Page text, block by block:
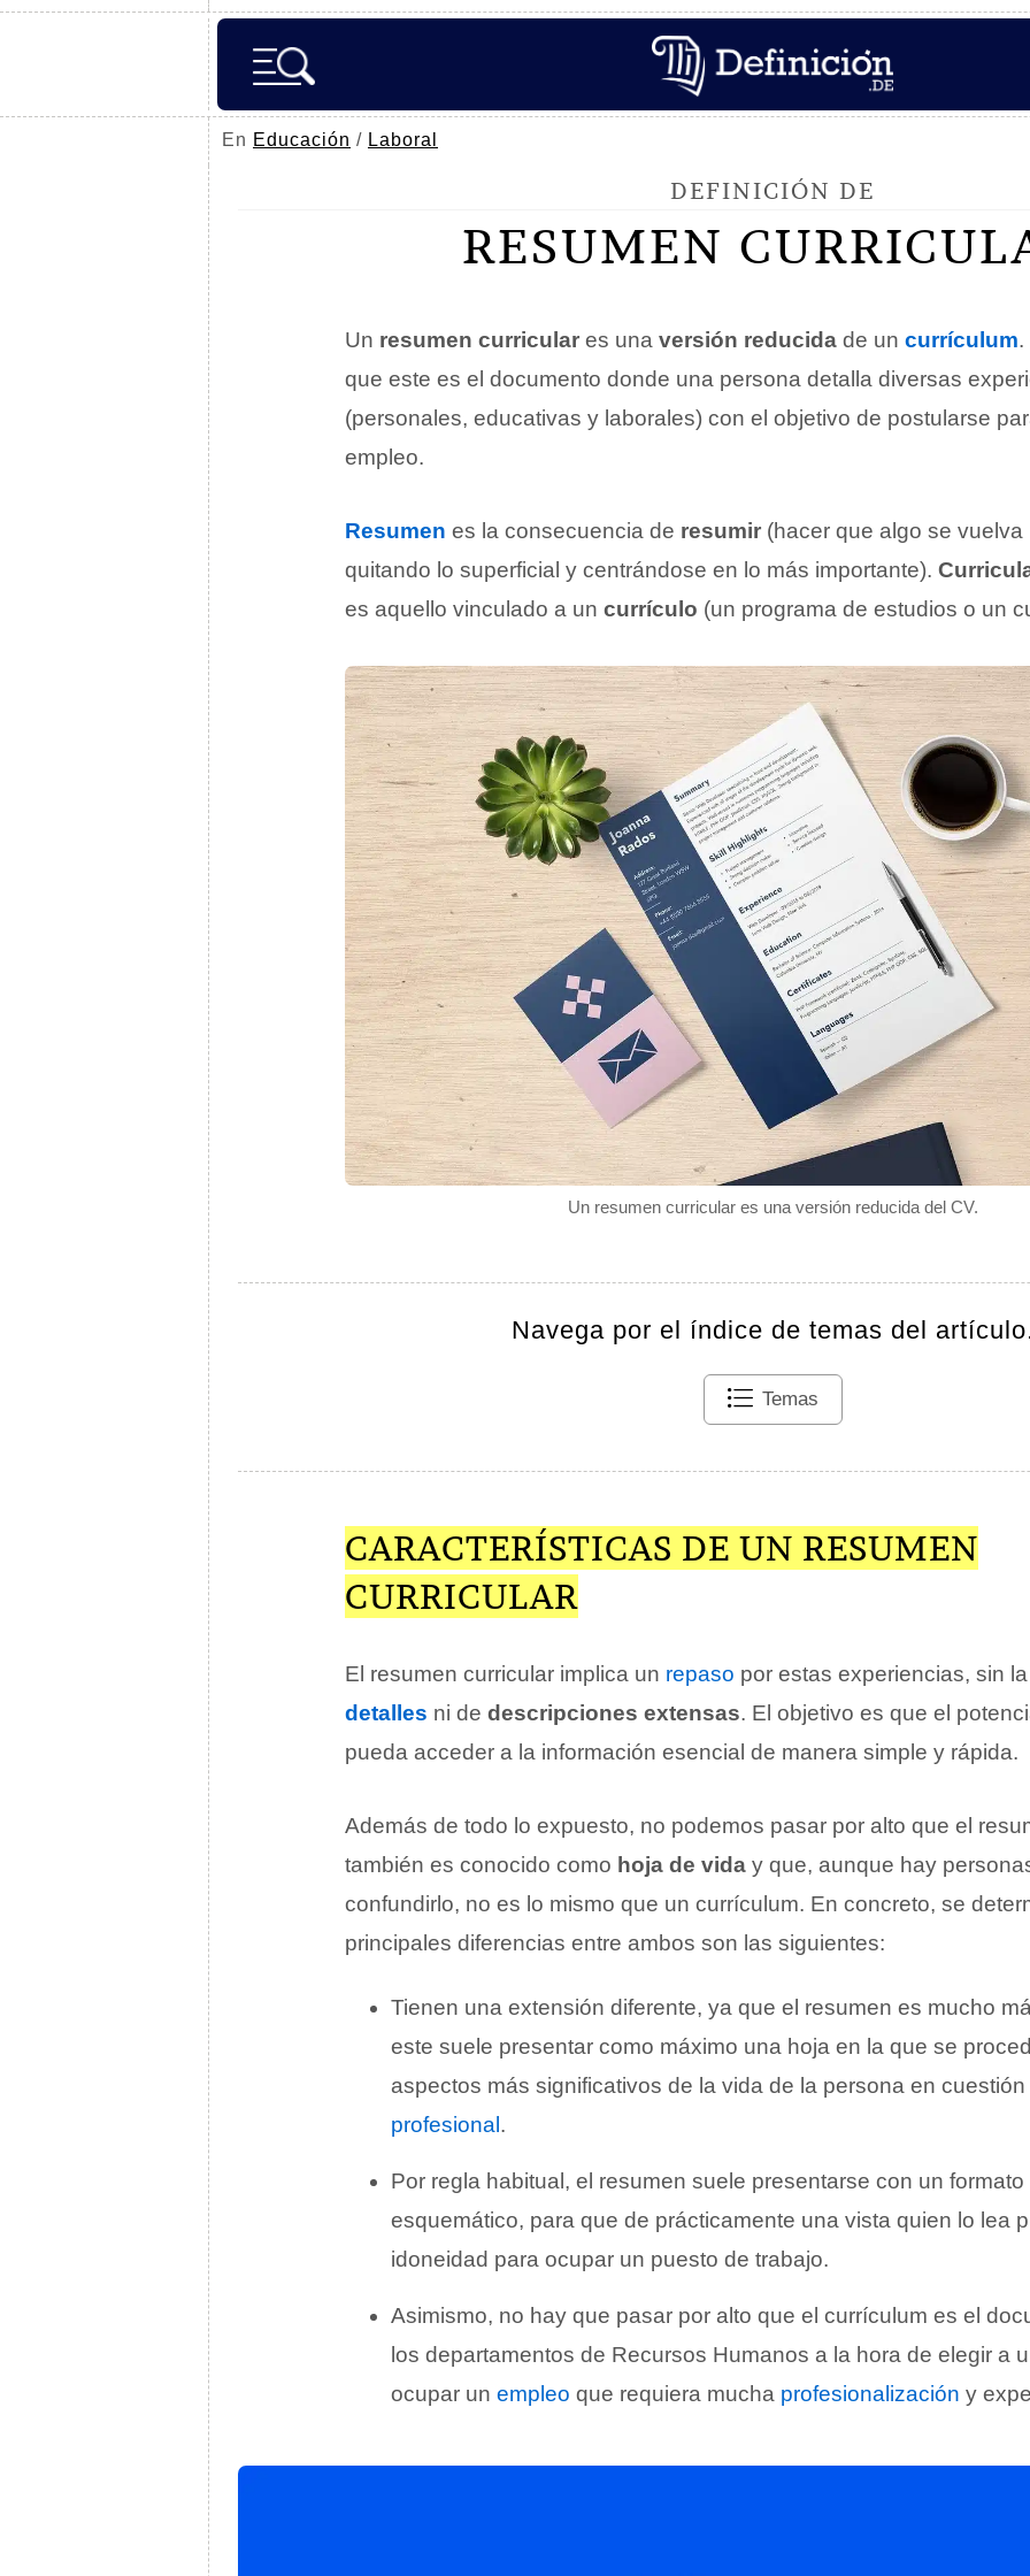
En Educación / Laboral
DEFINICIÓN DE
RESUMEN
Un resumen curricular es una versión reducida del CV.
Un resumen curricular es una versión reducida de un currículum.
que este es el documento donde una persona detalla diversas
(personales, educativas y laborales) con el objetivo de postularse
empleo.
Resumen es la consecuencia de resumir (hacer que algo se vuelva
quitando lo superficial y centrándose en lo más importante).
es aquello vinculado a un currículo (un programa de estudios o un
Navega por el índice de temas del
Temas
CARACTERÍSTICAS DE UN RESUMEN
CURRICULAR
El resumen curricular implica un repaso por estas experiencias, sin
detalles ni de descripciones extensas. El objetivo es que el
pueda acceder a la información esencial de manera simple y rápida.
Además de todo lo expuesto, no podemos pasar por alto que el
también es conocido como hoja de vida y que, aunque hay
confundirlo, no es lo mismo que un currículum. En concreto, se
principales diferencias entre ambos son las siguientes:
Tienen una extensión diferente, ya que el resumen es mucho
este suele presentar como máximo una hoja en la que se
aspectos más significativos de la vida de la persona en
profesional .
Por regla habitual, el resumen suele presentarse con un
esquemático, para que de prácticamente una vista quien lo lea
idoneidad para ocupar un puesto de trabajo.
Asimismo, no hay que pasar por alto que el currículum es el
los departamentos de Recursos Humanos a la hora de elegir a
ocupar un empleo que requiera mucha profesionalización y